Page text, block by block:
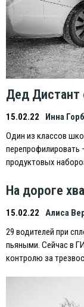
Дед Дистант
15.02.22 Инна
Один из классов
перепрофилировать
продуктовых
На дороге
15.02.22 Алиса
29 водителей при
пьяными. Сейчас в
контролю за